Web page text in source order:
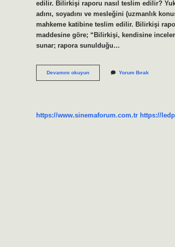
edilir. Bilirkişi raporu nasıl teslim edilir?
adını, soyadını ve mesleğini (uzmanlık
mahkeme katibine teslim edilir. Bilirkişi
maddesine göre; “Bilirkişi, kendisine
sunar; rapora sunulduğu…
Devamını okuyunBilirkişi
Raporu
Yorum Bırak
https://www.sinemaforum.com.tr https://